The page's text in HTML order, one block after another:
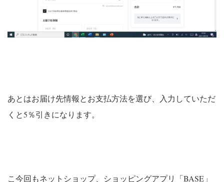
あとはお届け先情報とお支払方法を選び、入力していただ
くと5％引きになります。
こ今回もネットショップ、ショッピングアプリ「BASE」